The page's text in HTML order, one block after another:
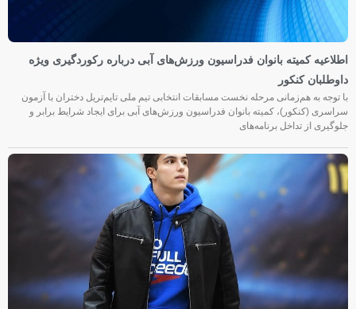
اطلاعیه کمیته بانوان فدراسیون ورزش‌های آبی درباره رکوردگیری ویژه
داوطلبان کنکور
با توجه به هم‌زمانی مرحله نخست مسابقات انتخابی تیم ملی تایم‌تریل دختران با آزمون
سراسری (کنکور)، کمیته بانوان فدراسیون ورزش‌های آبی برای ایجاد شرایط برابر و
جلوگیری از تداخل برنامه‌های